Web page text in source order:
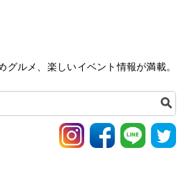
グルメ、楽しいイベント情報が満載。